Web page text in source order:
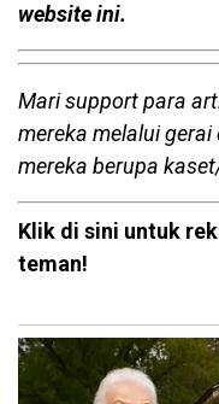
website ini.
Mari support para
mereka melalui
mereka berupa
Klik di sini untuk
teman!